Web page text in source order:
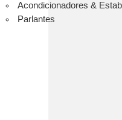
Acondicionadores &
Parlantes